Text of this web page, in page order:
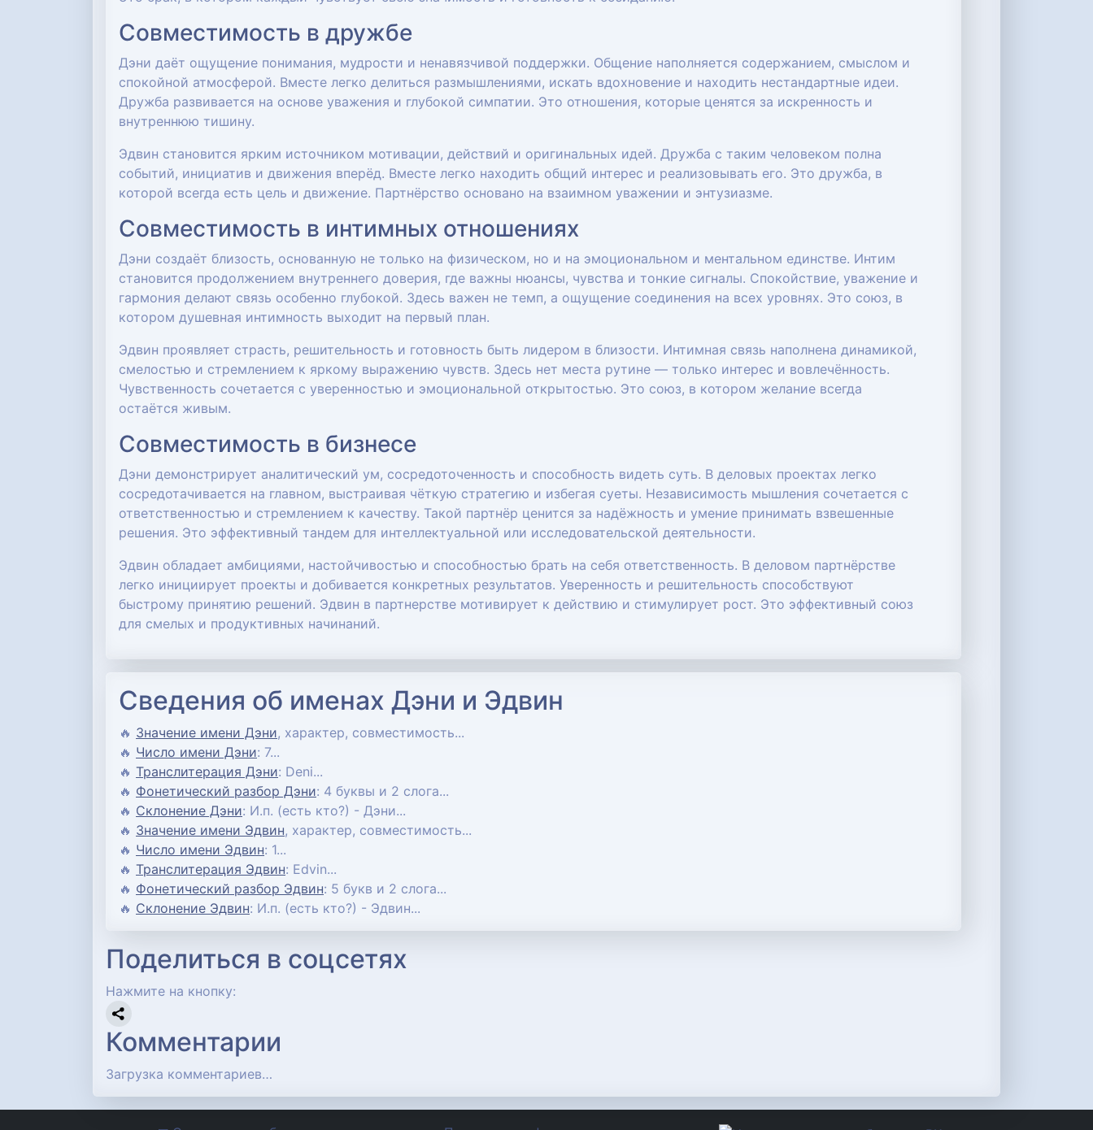
Совместимость в дружбе
Дэни даёт ощущение понимания, мудрости и ненавязчивой поддержки. Общение наполняется содержанием, смыслом и
спокойной атмосферой. Вместе легко делиться размышлениями, искать вдохновение и находить нестандартные идеи.
Дружба развивается на основе уважения и глубокой симпатии. Это отношения, которые ценятся за искренность и
внутреннюю тишину.
Эдвин становится ярким источником мотивации, действий и оригинальных идей. Дружба с таким человеком полна
событий, инициатив и движения вперёд. Вместе легко находить общий интерес и реализовывать его. Это дружба, в
которой всегда есть цель и движение. Партнёрство основано на взаимном уважении и энтузиазме.
Совместимость в интимных отношениях
Дэни создаёт близость, основанную не только на физическом, но и на эмоциональном и ментальном единстве. Интим
становится продолжением внутреннего доверия, где важны нюансы, чувства и тонкие сигналы. Спокойствие, уважение и
гармония делают связь особенно глубокой. Здесь важен не темп, а ощущение соединения на всех уровнях. Это союз, в
котором душевная интимность выходит на первый план.
Эдвин проявляет страсть, решительность и готовность быть лидером в близости. Интимная связь наполнена динамикой,
смелостью и стремлением к яркому выражению чувств. Здесь нет места рутине — только интерес и вовлечённость.
Чувственность сочетается с уверенностью и эмоциональной открытостью. Это союз, в котором желание всегда
остаётся живым.
Совместимость в бизнесе
Дэни демонстрирует аналитический ум, сосредоточенность и способность видеть суть. В деловых проектах легко
сосредотачивается на главном, выстраивая чёткую стратегию и избегая суеты. Независимость мышления сочетается с
ответственностью и стремлением к качеству. Такой партнёр ценится за надёжность и умение принимать взвешенные
решения. Это эффективный тандем для интеллектуальной или исследовательской деятельности.
Эдвин обладает амбициями, настойчивостью и способностью брать на себя ответственность. В деловом партнёрстве
легко инициирует проекты и добивается конкретных результатов. Уверенность и решительность способствуют
быстрому принятию решений. Эдвин в партнерстве мотивирует к действию и стимулирует рост. Это эффективный союз
для смелых и продуктивных начинаний.
Сведения об именах Дэни и Эдвин
🔥 Значение имени Дэни, характер, совместимость...
🔥 Число имени Дэни: 7...
🔥 Транслитерация Дэни: Deni...
🔥 Фонетический разбор Дэни: 4 буквы и 2 слога...
🔥 Склонение Дэни: И.п. (есть кто?) - Дэни...
🔥 Значение имени Эдвин, характер, совместимость...
🔥 Число имени Эдвин: 1...
🔥 Транслитерация Эдвин: Edvin...
🔥 Фонетический разбор Эдвин: 5 букв и 2 слога...
🔥 Склонение Эдвин: И.п. (есть кто?) - Эдвин...
Поделиться в соцсетях
Нажмите на кнопку:
Комментарии
Загрузка комментариев…